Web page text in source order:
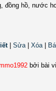
đồng hồ, nước
| Sửa| Xóa|
bởi bài